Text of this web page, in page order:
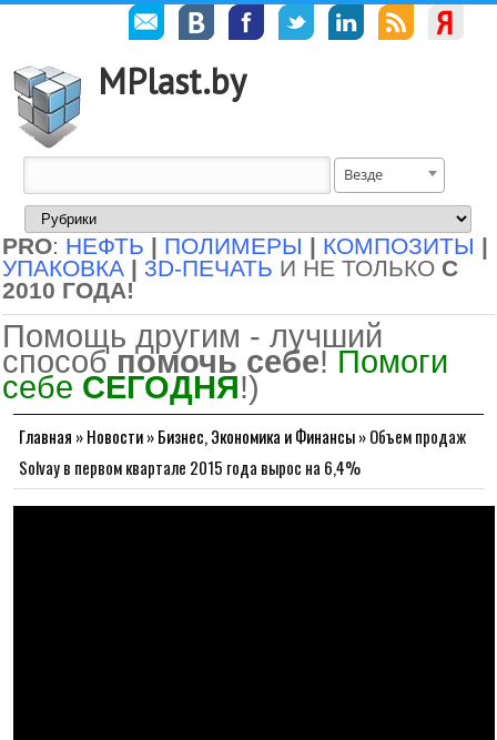
MPlast.by
Везде
PRO: НЕФТЬ | ПОЛИМЕРЫ | КОМПОЗИТЫ |
УПАКОВКА | 3D-ПЕЧАТЬ И НЕ ТОЛЬКО С
2010 ГОДА!
Помощь другим - лучший
способ помочь себе! Помоги
себе СЕГОДНЯ!)
Главная »Новости»Бизнес, Экономика и Финансы»Объем продаж
Solvay в первом квартале 2015 года вырос на 6,4%